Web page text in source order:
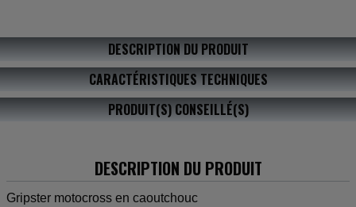
DESCRIPTION DU PRODUIT
CARACTÉRISTIQUES TECHNIQUES
PRODUIT(S) CONSEILLÉ(S)
DESCRIPTION DU PRODUIT
Gripster motocross en caoutchouc